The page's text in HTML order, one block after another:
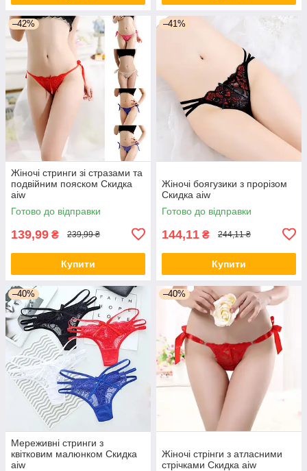
–42%
Жіночі стринги зі стразами та
подвійним пояском Скидка
aiw
Готово до відправки
139,99 ₴ 239,99 ₴
Купити
–41%
Жіночі боягузики з прорізом
Скидка aiw
Готово до відправки
144,11 ₴ 244,11 ₴
Купити
–40%
Мереживні стринги з
квітковим малюнком Скидка
aiw
–40%
Жіночі стрінги з атласними
стрічками Скидка aiw